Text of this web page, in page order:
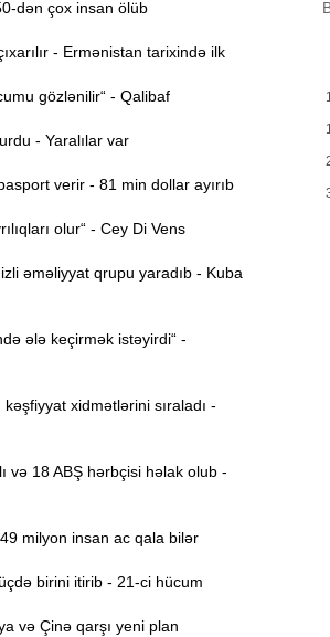
dən çox insan ölüb
- Ermənistan tarixində ilk
gözlənilir“ - Qalibaf
- Yaralılar var
verir - 81 min dollar ayırıb
olur“ - Cey Di Vens
əməliyyat qrupu yaradıb - Kuba
ələ keçirmək istəyirdi“ -
xidmətlərini sıraladı -
18 ABŞ hərbçisi həlak olub -
milyon insan ac qala bilər
birini itirib - 21-ci hücum
və Çinə qarşı yeni plan